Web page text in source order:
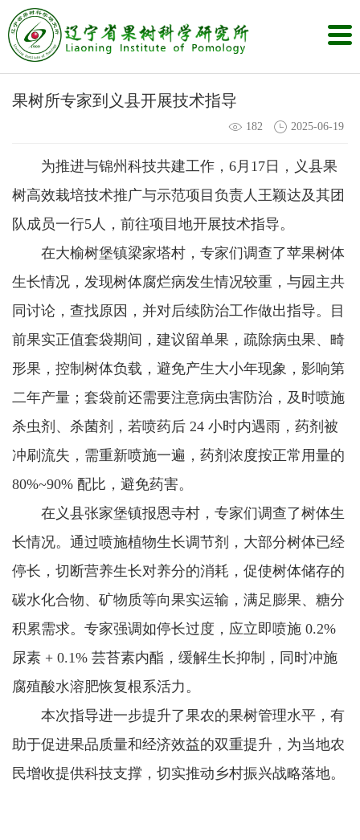
果树所专家到义县开展技术指导
182 2025-06-19
为推进与锦州科技共建工作，6月17日，义县果
树高效栽培技术推广与示范项目负责人王颖达及其团
队成员一行5人，前往项目地开展技术指导。
在大榆树堡镇梁家塔村，专家们调查了苹果树体
生长情况，发现树体腐烂病发生情况较重，与园主共
同讨论，查找原因，并对后续防治工作做出指导。目
前果实正值套袋期间，建议留单果，疏除病虫果、畸
形果，控制树体负载，避免产生大小年现象，影响第
二年产量；套袋前还需要注意病虫害防治，及时喷施
杀虫剂、杀菌剂，若喷药后 24 小时内遇雨，药剂被
冲刷流失，需重新喷施一遍，药剂浓度按正常用量的
80%~90% 配比，避免药害。
在义县张家堡镇报恩寺村，专家们调查了树体生
长情况。通过喷施植物生长调节剂，大部分树体已经
停长，切断营养生长对养分的消耗，促使树体储存的
碳水化合物、矿物质等向果实运输，满足膨果、糖分
积累需求。专家强调如停长过度，应立即喷施 0.2%
尿素 + 0.1% 芸苔素内酯，缓解生长抑制，同时冲施
腐殖酸水溶肥恢复根系活力。
本次指导进一步提升了果农的果树管理水平，有
助于促进果品质量和经济效益的双重提升，为当地农
民增收提供科技支撑，切实推动乡村振兴战略落地。